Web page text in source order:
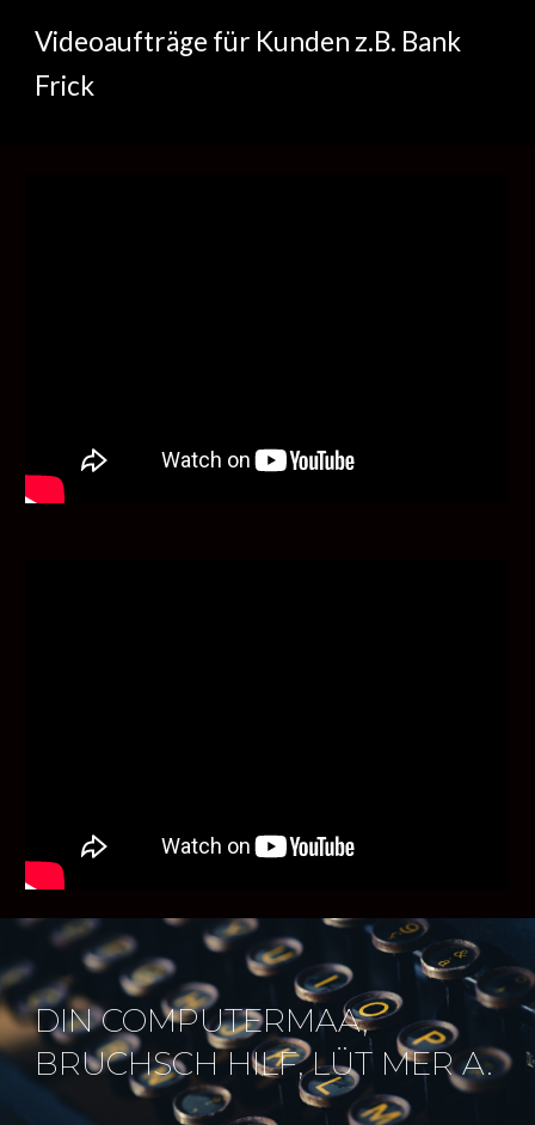
Videoaufträge für Kunden z.B. Bank
Frick
DIN COMPUTERMAA,
BRUCHSCH HILF,LÜT MER A.